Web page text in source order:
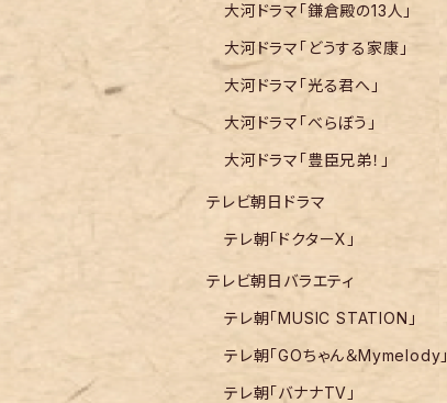
大河ドラマ「鎌倉殿の13人」
大河ドラマ「どうする家康」
大河ドラマ「光る君へ」
大河ドラマ「べらぼう」
大河ドラマ「豊臣兄弟！」
テレビ朝日ドラマ
テレ朝「ドクターX」
テレビ朝日バラエティ
テレ朝「MUSIC STATION」
テレ朝「GOちゃん＆Mymelody」
テレ朝「バナナTV」